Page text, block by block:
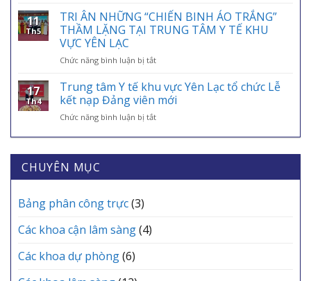
HIỂM
Y
ĐIỂM
AN
SINH,
KHÓA
BẢO
MỖI
HIỂM
Y
ỨNG
VNeID
NGHỊ
GIAO
BAN
MÔN
KỲ
THÁNG
6
TRẠM
CÁC
11
Th5
TRI ÂN NHỮNG “CHIẾN BINH ÁO TRẮNG”
THẦM LẶNG TẠI TRUNG TÂM Y TẾ KHU
VỰC YÊN LẠC
Chức năng bình luận bị tắtở
ÂN
NHỮNG
“CHIẾN
BINH
THẦM
TẠI
17
Th4
Trung tâm Y tế khu vực Yên Lạc tổ chức Lễ
kết nạp Đảng viên mới
Chức năng bình luận bị tắtở
tâm
Y
CHUYÊN MỤC
Bảng phân công trực(3)
Các khoa cận lâm sàng(4)
Các khoa dự phòng(6)